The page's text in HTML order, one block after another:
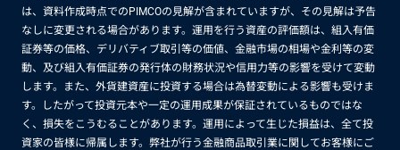
は、資料作成時点でのPIMCOの見解が含まれていますが、その見解は予告
なしに変更される場合があります。運用を行う資産の評価額は、組入有価
証券等の価格、デリバティブ取引等の価値、金融市場の相場や金利等の変
動、及び組入有価証券の発行体の財務状況や信用力等の影響を受けて変動
します。また、外貨建資産に投資する場合は為替変動による影響も受けま
す。したがって投資元本や一定の運用成果が保証されているものではな
く、損失をこうむることがあります。運用によって生じた損益は、全て投
資家の皆様に帰属します。弊社が行う金融商品取引業に関してお客様にご